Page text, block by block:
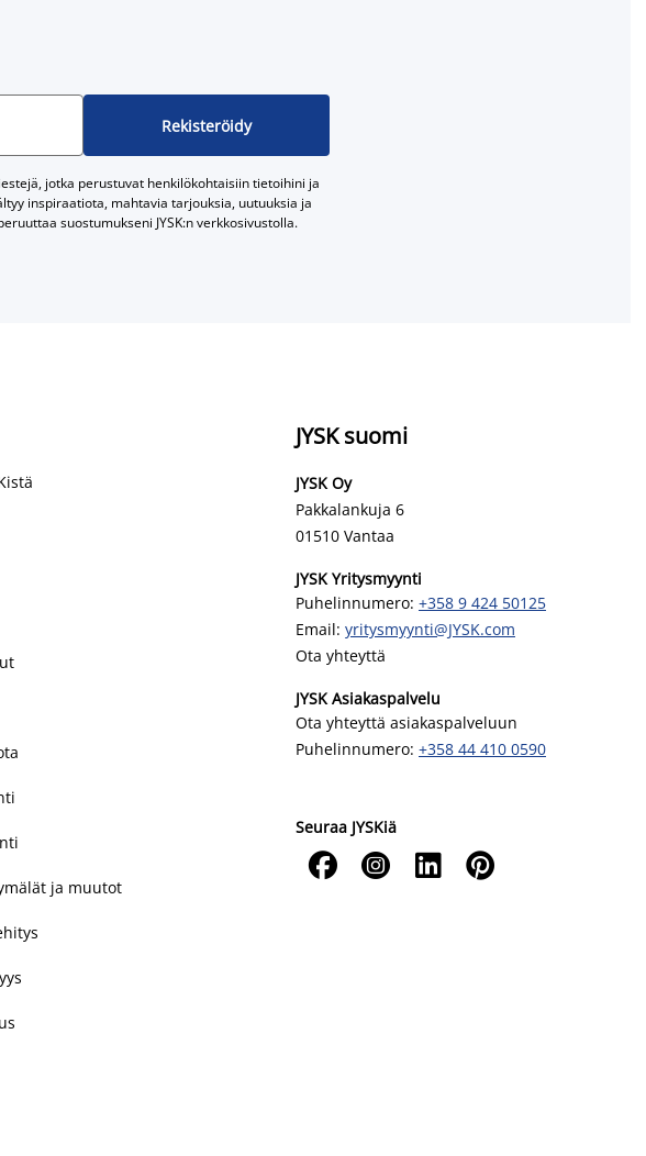
Rekisteröidy
jotka perustuvat henkilökohtaisiin tietoihini ja
inspiraatiota, mahtavia tarjouksia, uutuuksia ja
suostumukseni JYSK:n verkkosivustolla.
ja muutot
JYSK suomi
JYSK Oy
Pakkalankuja 6
01510 Vantaa
JYSK Yritysmyynti
Puhelinnumero: +358 9 424 50125
Email: yritysmyynti@JYSK.com
Ota yhteyttä
JYSK Asiakaspalvelu
Ota yhteyttä asiakaspalveluun
Puhelinnumero: +358 44 410 0590
Seuraa JYSKiä
   